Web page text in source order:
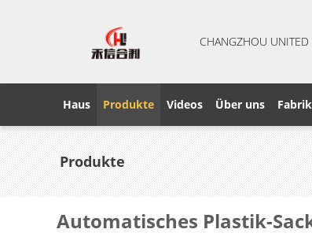
CHANGZHOU
Haus Produkte Videos Über uns
Produkte
Automatisches Plastik-